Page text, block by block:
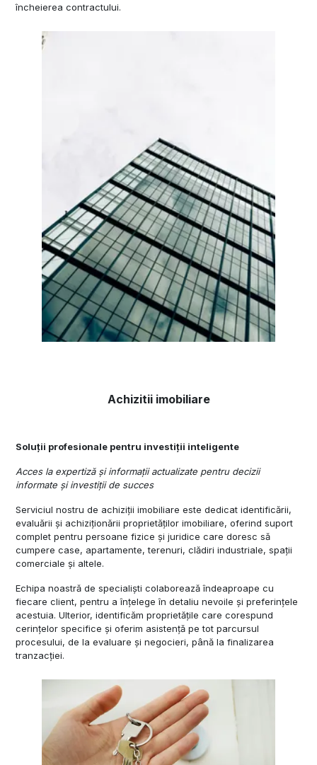
încheierea contractului.
Achizitii imobiliare
Soluții profesionale pentru investiții inteligente
Acces la expertiză și informații actualizate pentru decizii
informate și investiții de succes
Serviciul nostru de achiziții imobiliare este dedicat identificării,
evaluării și achiziționării proprietăților imobiliare, oferind suport
complet pentru persoane fizice și juridice care doresc să
cumpere case, apartamente, terenuri, clădiri industriale, spații
comerciale și altele.
Echipa noastră de specialiști colaborează îndeaproape cu
fiecare client, pentru a înțelege în detaliu nevoile și preferințele
acestuia. Ulterior, identificăm proprietățile care corespund
cerințelor specifice și oferim asistență pe tot parcursul
procesului, de la evaluare și negocieri, până la finalizarea
tranzacției.